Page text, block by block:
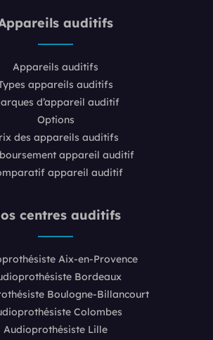
auditifs
Appareils auditifs
appareils auditifs
d’appareil auditif
Options
des appareils auditifs
appareil auditif
appareil auditif
centres auditifs
Aix-en-Provence
Bordeaux
Boulogne-Billancourt
Colombes
Audioprothésiste Lille